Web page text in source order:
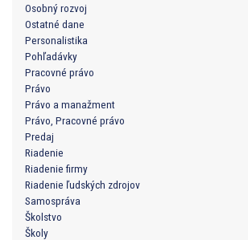
Osobný rozvoj
Ostatné dane
Personalistika
Pohľadávky
Pracovné právo
Právo
Právo a manažment
Právo, Pracovné právo
Predaj
Riadenie
Riadenie firmy
Riadenie ľudských zdrojov
Samospráva
Školstvo
Školy